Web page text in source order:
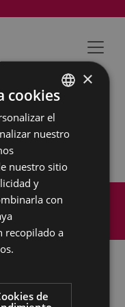
Aviso legal
BASQUE
SPANISH
×
cookies
el
nuestro
nuestro sitio
y
con
recopilado a
de